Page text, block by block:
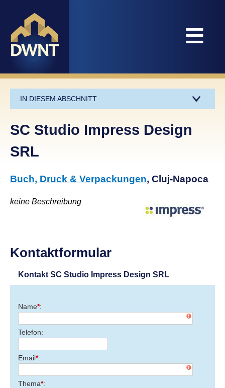
≡
IN DIESEM ABSCHNITT
SC Studio Impress Design
SRL
Buch, Druck & Verpackungen, Cluj-Napoca
keine Beschreibung
Kontaktformular
Kontakt SC Studio Impress Design SRL
Name*
Telefon
Email *
Thema*